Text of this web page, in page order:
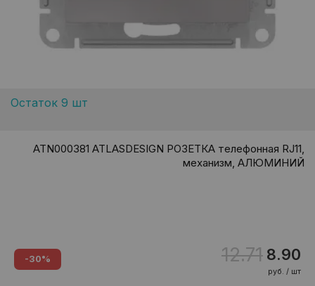
Остаток 9 шт
ATN000381 ATLASDESIGN РОЗЕТКА телефонная RJ11,
механизм, АЛЮМИНИЙ
-30% 12.71 8.90
руб. / шт